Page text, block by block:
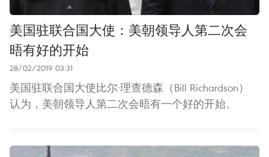
美国驻联合国大使：美朝领导人第二次会
晤有好的开始
28/02/2019 03:31
美国驻联合国大使比尔·理查德森（Bill Richardson）
认为，美朝领导人第二次会晤有一个好的开始。